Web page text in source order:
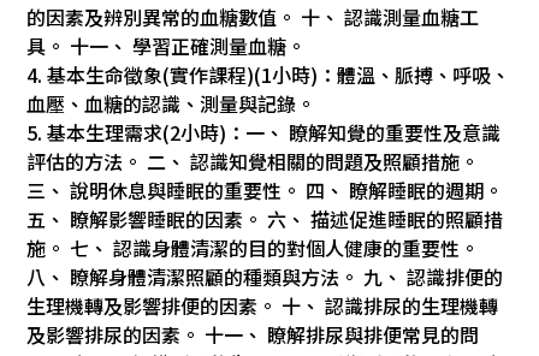
的因素及辨別異常的血糖數值。 十、 認識測量血糖工
具。 十一、 學習正確測量血糖。
4. 基本生命徵象(實作課程)(1小時)：體溫、脈搏、呼吸、
血壓、血糖的認識、測量與記錄。
5. 基本生理需求(2小時)：一、 瞭解知覺的重要性及意識
評估的方法。 二、 認識知覺相關的問題及照顧措施。
三、 說明休息與睡眠的重要性。 四、 瞭解睡眠的週期。
五、 瞭解影響睡眠的因素。 六、 描述促進睡眠的照顧措
施。 七、 認識身體清潔的目的對個人健康的重要性。
八、 瞭解身體清潔照顧的種類與方法。 九、 認識排便的
生理機轉及影響排便的因素。 十、 認識排尿的生理機轉
及影響排尿的因素。 十一、 瞭解排尿與排便常見的問